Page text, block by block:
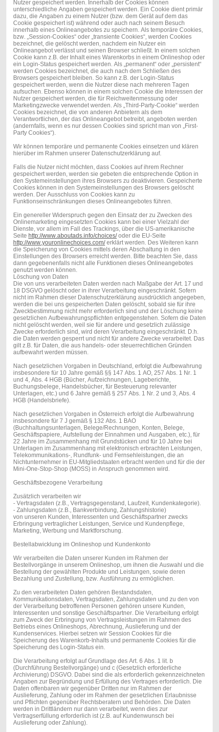
Nutzer gespeichert werden. Innerhalb der Cookies können
unterschiedliche Angaben gespeichert werden. Ein Cookie dient primär
dazu, die Angaben zu einem Nutzer (bzw. dem Gerät auf dem das
Cookie gespeichert ist) während oder auch nach seinem Besuch
innerhalb eines Onlineangebotes zu speichern. Als temporäre Cookies,
bzw. „Session-Cookies“ oder „transiente Cookies“, werden Cookies
bezeichnet, die gelöscht werden, nachdem ein Nutzer ein
Onlineangebot verlässt und seinen Browser schließt. In einem solchen
Cookie kann z.B. der Inhalt eines Warenkorbs in einem Onlineshop oder
ein Login-Status gespeichert werden. Als „permanent“ oder „persistent“
werden Cookies bezeichnet, die auch nach dem Schließen des
Browsers gespeichert bleiben. So kann z.B. der Login-Status
gespeichert werden, wenn die Nutzer diese nach mehreren Tagen
aufsuchen. Ebenso können in einem solchen Cookie die Interessen der
Nutzer gespeichert werden, die für Reichweitenmessung oder
Marketingzwecke verwendet werden. Als „Third-Party-Cookie“ werden
Cookies bezeichnet, die von anderen Anbietern als dem
Verantwortlichen, der das Onlineangebot betreibt, angeboten werden
(andernfalls, wenn es nur dessen Cookies sind spricht man von „First-
Party Cookies“).
Wir können temporäre und permanente Cookies einsetzen und klären
hierüber im Rahmen unserer Datenschutzerklärung auf.
Falls die Nutzer nicht möchten, dass Cookies auf ihrem Rechner
gespeichert werden, werden sie gebeten die entsprechende Option in
den Systemeinstellungen ihres Browsers zu deaktivieren. Gespeicherte
Cookies können in den Systemeinstellungen des Browsers gelöscht
werden. Der Ausschluss von Cookies kann zu
Funktionseinschränkungen dieses Onlineangebotes führen.
Ein genereller Widerspruch gegen den Einsatz der zu Zwecken des
Onlinemarketing eingesetzten Cookies kann bei einer Vielzahl der
Dienste, vor allem im Fall des Trackings, über die US-amerikanische
Seite http://www.aboutads.info/choices/oder die EU-Seite
http://www.youronlinechoices.com/erklärt werden. Des Weiteren kann
die Speicherung von Cookies mittels deren Abschaltung in den
Einstellungen des Browsers erreicht werden. Bitte beachten Sie, dass
dann gegebenenfalls nicht alle Funktionen dieses Onlineangebotes
genutzt werden können.
Löschung von Daten
Die von uns verarbeiteten Daten werden nach Maßgabe der Art. 17 und
18 DSGVO gelöscht oder in ihrer Verarbeitung eingeschränkt. Sofern
nicht im Rahmen dieser Datenschutzerklärung ausdrücklich angegeben,
werden die bei uns gespeicherten Daten gelöscht, sobald sie für ihre
Zweckbestimmung nicht mehr erforderlich sind und der Löschung keine
gesetzlichen Aufbewahrungspflichten entgegenstehen. Sofern die Daten
nicht gelöscht werden, weil sie für andere und gesetzlich zulässige
Zwecke erforderlich sind, wird deren Verarbeitung eingeschränkt. D.h.
die Daten werden gesperrt und nicht für andere Zwecke verarbeitet. Das
gilt z.B. für Daten, die aus handels- oder steuerrechtlichen Gründen
aufbewahrt werden müssen.
Nach gesetzlichen Vorgaben in Deutschland, erfolgt die Aufbewahrung
insbesondere für 10 Jahre gemäß §§ 147 Abs. 1 AO, 257 Abs. 1 Nr. 1
und 4, Abs. 4 HGB (Bücher, Aufzeichnungen, Lageberichte,
Buchungsbelege, Handelsbücher, für Besteuerung relevanter
Unterlagen, etc.) und 6 Jahre gemäß § 257 Abs. 1 Nr. 2 und 3, Abs. 4
HGB (Handelsbriefe).
Nach gesetzlichen Vorgaben in Österreich erfolgt die Aufbewahrung
insbesondere für 7 J gemäß § 132 Abs. 1 BAO
(Buchhaltungsunterlagen, Belege/Rechnungen, Konten, Belege,
Geschäftspapiere, Aufstellung der Einnahmen und Ausgaben, etc.), für
22 Jahre im Zusammenhang mit Grundstücken und für 10 Jahre bei
Unterlagen im Zusammenhang mit elektronisch erbrachten Leistungen,
Telekommunikations-, Rundfunk- und Fernsehleistungen, die an
Nichtunternehmer in EU-Mitgliedstaaten erbracht werden und für die der
Mini-One-Stop-Shop (MOSS) in Anspruch genommen wird.
Geschäftsbezogene Verarbeitung
Zusätzlich verarbeiten wir
- Vertragsdaten (z.B., Vertragsgegenstand, Laufzeit, Kundenkategorie).
- Zahlungsdaten (z.B., Bankverbindung, Zahlungshistorie)
von unseren Kunden, Interessenten und Geschäftspartner zwecks
Erbringung vertraglicher Leistungen, Service und Kundenpflege,
Marketing, Werbung und Marktforschung.
Bestellabwicklung im Onlineshop und Kundenkonto
Wir verarbeiten die Daten unserer Kunden im Rahmen der
Bestellvorgänge in unserem Onlineshop, um ihnen die Auswahl und die
Bestellung der gewählten Produkte und Leistungen, sowie deren
Bezahlung und Zustellung, bzw. Ausführung zu ermöglichen.
Zu den verarbeiteten Daten gehören Bestandsdaten,
Kommunikationsdaten, Vertragsdaten, Zahlungsdaten und zu den von
der Verarbeitung betroffenen Personen gehören unsere Kunden,
Interessenten und sonstige Geschäftspartner. Die Verarbeitung erfolgt
zum Zweck der Erbringung von Vertragsleistungen im Rahmen des
Betriebs eines Onlineshops, Abrechnung, Auslieferung und der
Kundenservices. Hierbei setzen wir Session Cookies für die
Speicherung des Warenkorb-Inhalts und permanente Cookies für die
Speicherung des Login-Status ein.
Die Verarbeitung erfolgt auf Grundlage des Art. 6 Abs. 1 lit. b
(Durchführung Bestellvorgänge) und c (Gesetzlich erforderliche
Archivierung) DSGVO. Dabei sind die als erforderlich gekennzeichneten
Angaben zur Begründung und Erfüllung des Vertrages erforderlich. Die
Daten offenbaren wir gegenüber Dritten nur im Rahmen der
Auslieferung, Zahlung oder im Rahmen der gesetzlichen Erlaubnisse
und Pflichten gegenüber Rechtsberatern und Behörden. Die Daten
werden in Drittländern nur dann verarbeitet, wenn dies zur
Vertragserfüllung erforderlich ist (z.B. auf Kundenwunsch bei
Auslieferung oder Zahlung).